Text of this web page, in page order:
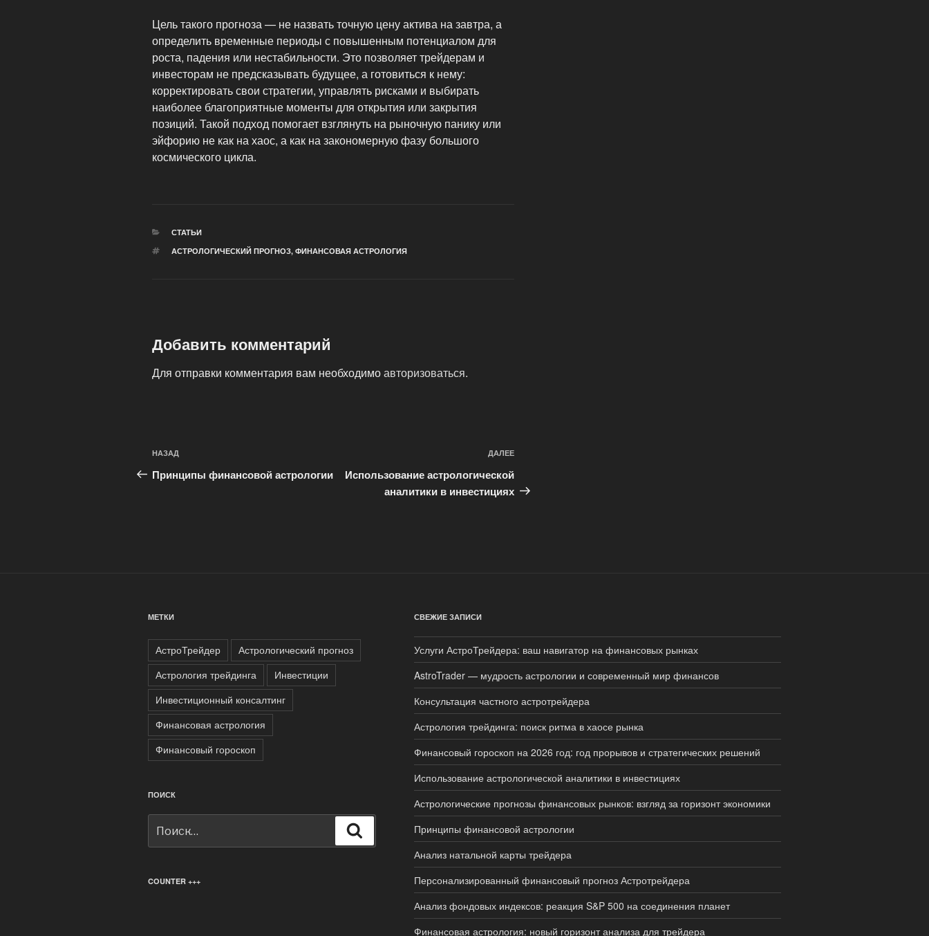
Цель такого прогноза — не назвать точную цену актива на завтра, а
определить временные периоды с повышенным потенциалом для
роста, падения или нестабильности. Это позволяет трейдерам и
инвесторам не предсказывать будущее, а готовиться к нему:
корректировать свои стратегии, управлять рисками и выбирать
наиболее благоприятные моменты для открытия или закрытия
позиций. Такой подход помогает взглянуть на рыночную панику или
эйфорию не как на хаос, а как на закономерную фазу большого
космического цикла.
РУБРИКИ
СТАТЬИ
МЕТКИ
АСТРОЛОГИЧЕСКИЙ ПРОГНОЗ, ФИНАНСОВАЯ АСТРОЛОГИЯ
Добавить комментарий
Для отправки комментария вам необходимоавторизоваться.
Навигация
по
Предыдущая
запись:
НАЗАД
Принципы финансовой астрологии
ДАЛЕЕ
Использование астрологической
аналитики в инвестициях
МЕТКИ
АстроТрейдер
Астрологический прогноз
Астрология трейдинга
Инвестиции
Инвестиционный консалтинг
Финансовая астрология
Финансовый гороскоп
ПОИСК
COUNTER +++
СВЕЖИЕ ЗАПИСИ
Услуги АстроТрейдера: ваш навигатор на финансовых рынках
AstroTrader — мудрость астрологии и современный мир финансов
Консультация частного астротрейдера
Астрология трейдинга: поиск ритма в хаосе рынка
Финансовый гороскоп на 2026 год: год прорывов и стратегических решений
Использование астрологической аналитики в инвестициях
Астрологические прогнозы финансовых рынков: взгляд за горизонт экономики
Принципы финансовой астрологии
Анализ натальной карты трейдера
Персонализированный финансовый прогноз Астротрейдера
Анализ фондовых индексов: реакция S&P 500 на соединения планет
Финансовая астрология: новый горизонт анализа для трейдера